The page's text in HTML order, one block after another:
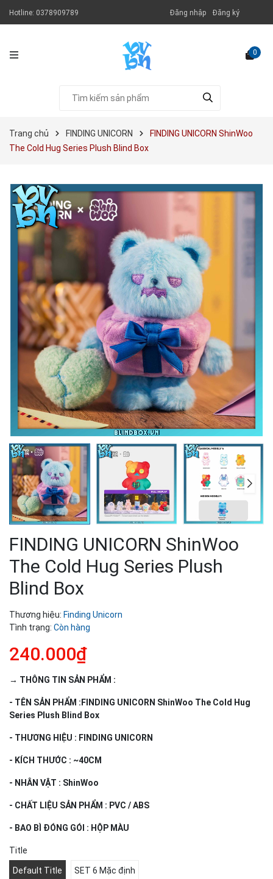
Hotline: 0378909789 Đăng nhập Đăng ký
0
Trang chủ FINDING UNICORN
FINDING UNICORN ShinWoo
The Cold Hug Series Plush Blind Box
FINDING UNICORN ShinWoo
The Cold Hug Series Plush
Blind Box
Thương hiệu: Finding Unicorn
Tình trạng: Còn hàng
240.000₫
→ THÔNG TIN SẢN PHẨM :
- TÊN SẢN PHẨM :FINDING UNICORN ShinWoo The Cold Hug
Series Plush Blind Box
- THƯƠNG HIỆU : FINDING UNICORN
- KÍCH THƯỚC : ~40CM
- NHÂN VẬT : ShinWoo
- CHẤT LIỆU SẢN PHẨM : PVC / ABS
- BAO BÌ ĐÓNG GÓI : HỘP MÀU
Title
Default Title SET 6 Mặc định